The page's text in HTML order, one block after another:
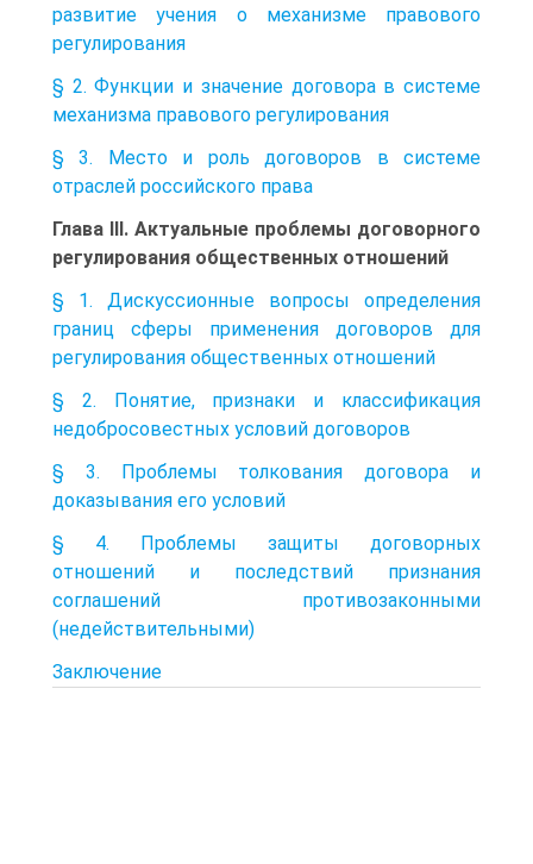
развитие учения о механизме правового
регулирования
§ 2. Функции и значение договора в системе
механизма правового регулирования
§ 3. Место и роль договоров в системе
отраслей российского права
Глава III. Актуальные проблемы договорного
регулирования общественных отношений
§ 1. Дискуссионные вопросы определения
границ сферы применения договоров для
регулирования общественных отношений
§ 2. Понятие, признаки и классификация
недобросовестных условий договоров
§ 3. Проблемы толкования договора и
доказывания его условий
§ 4. Проблемы защиты договорных
отношений и последствий признания
соглашений противозаконными
(недействительными)
Заключение